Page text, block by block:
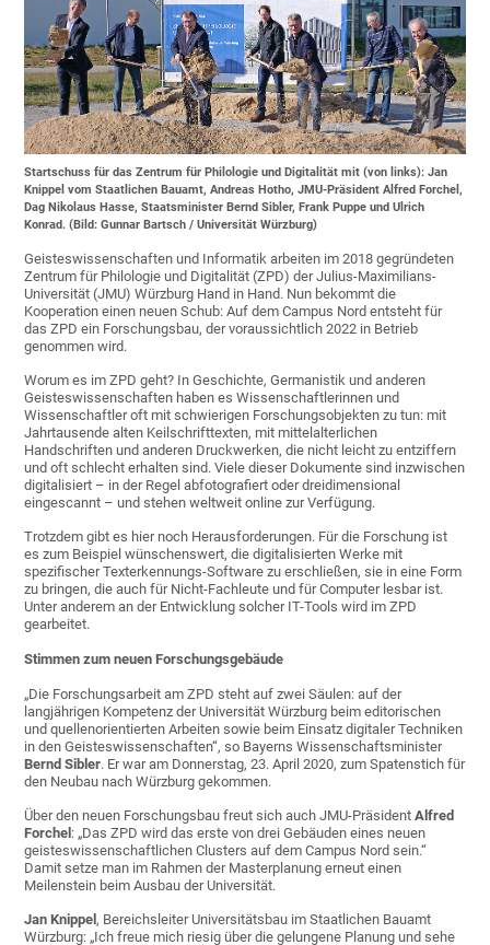
Startschuss für das Zentrum für Philologie und Digitalität mit (von links): Jan
Knippel vom Staatlichen Bauamt, Andreas Hotho, JMU-Präsident Alfred Forchel,
Dag Nikolaus Hasse, Staatsminister Bernd Sibler, Frank Puppe und Ulrich
Konrad. (Bild: Gunnar Bartsch / Universität Würzburg)
Geisteswissenschaften und Informatik arbeiten im 2018 gegründeten
Zentrum für Philologie und Digitalität (ZPD) der Julius-Maximilians-
Universität (JMU) Würzburg Hand in Hand. Nun bekommt die
Kooperation einen neuen Schub: Auf dem Campus Nord entsteht für
das ZPD ein Forschungsbau, der voraussichtlich 2022 in Betrieb
genommen wird.
Worum es im ZPD geht? In Geschichte, Germanistik und anderen
Geisteswissenschaften haben es Wissenschaftlerinnen und
Wissenschaftler oft mit schwierigen Forschungsobjekten zu tun: mit
Jahrtausende alten Keilschrifttexten, mit mittelalterlichen
Handschriften und anderen Druckwerken, die nicht leicht zu entziffern
und oft schlecht erhalten sind. Viele dieser Dokumente sind inzwischen
digitalisiert – in der Regel abfotografiert oder dreidimensional
eingescannt – und stehen weltweit online zur Verfügung.
Trotzdem gibt es hier noch Herausforderungen. Für die Forschung ist
es zum Beispiel wünschenswert, die digitalisierten Werke mit
spezifischer Texterkennungs-Software zu erschließen, sie in eine Form
zu bringen, die auch für Nicht-Fachleute und für Computer lesbar ist.
Unter anderem an der Entwicklung solcher IT-Tools wird im ZPD
gearbeitet.
Stimmen zum neuen Forschungsgebäude
„Die Forschungsarbeit am ZPD steht auf zwei Säulen: auf der
langjährigen Kompetenz der Universität Würzburg beim editorischen
und quellenorientierten Arbeiten sowie beim Einsatz digitaler Techniken
in den Geisteswissenschaften“, so Bayerns Wissenschaftsminister
Bernd Sibler. Er war am Donnerstag, 23. April 2020, zum Spatenstich für
den Neubau nach Würzburg gekommen.
Über den neuen Forschungsbau freut sich auch JMU-PräsidentAlfred
Forchel : „Das ZPD wird das erste von drei Gebäuden eines neuen
geisteswissenschaftlichen Clusters auf dem Campus Nord sein.“
Damit setze man im Rahmen der Masterplanung erneut einen
Meilenstein beim Ausbau der Universität.
Jan Knippel, Bereichsleiter Universitätsbau im Staatlichen Bauamt
Würzburg: „Ich freue mich riesig über die gelungene Planung und sehe